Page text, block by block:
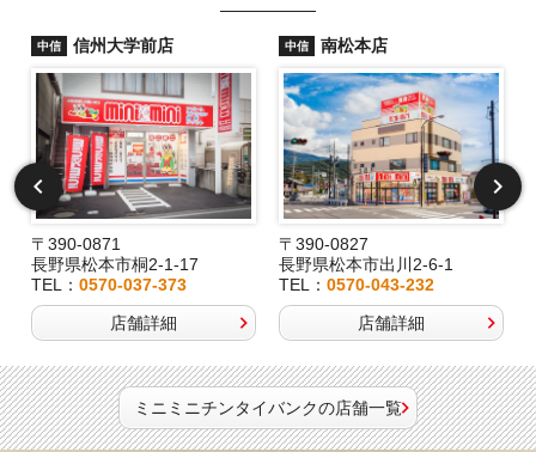
中信 信州大学前店
〒390-0871
長野県松本市桐2-1-17
TEL：0570-037-373
店舗詳細
中信 南松本店
〒390-0827
長野県松本市出川2-6-1
TEL：0570-043-232
店舗詳細
ミニミニチンタイバンクの店舗一覧